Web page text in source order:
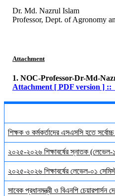
Dr. Md. Nazrul Islam
Professor, Dept. of Agronomy
Attachment
1. NOC-Professor-Dr-Md-
Attachment [ PDF version ] ::
শিক্ষক ও কর্মকর্তাদের এসএসসি হতে
২০২৫-২০২৬ শিক্ষাবর্ষের স্নাতক (লেভেল-
২০২৫-২০২৬ শিক্ষাবর্ষের লেভেল-০১
সাবেক প্রধানমন্ত্রী ও বিএনপি